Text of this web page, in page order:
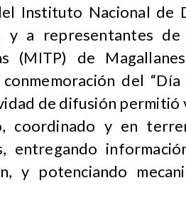
Instituto Nacional de
y a representantes
(MITP) de
del “Día
de difusión permitió
coordinado y en
entregando
y potenciando